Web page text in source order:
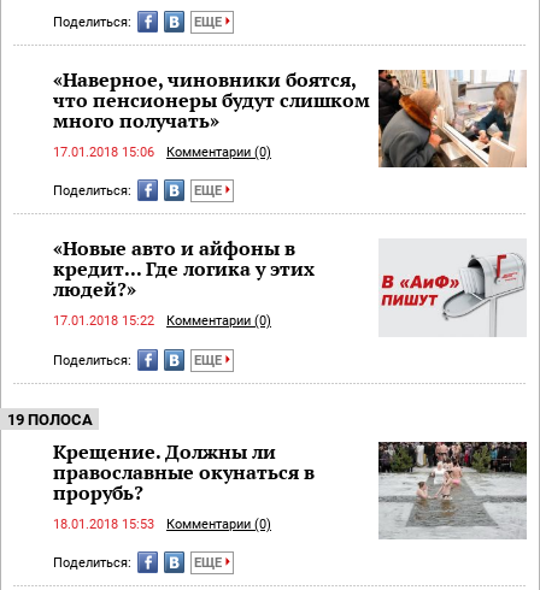
Поделиться: ЕЩЕ
«Наверное, чиновники боятся,
что пенсионеры будут слишком
много получать»
17.01.2018 15:06 Комментарии (0)
Поделиться: ЕЩЕ
«Новые авто и айфоны в
кредит... Где логика у этих
людей?»
17.01.2018 15:22 Комментарии (0)
Поделиться: ЕЩЕ
19 ПОЛОСА
Крещение. Должны ли
православные окунаться в
прорубь?
18.01.2018 15:53 Комментарии (0)
Поделиться: ЕЩЕ